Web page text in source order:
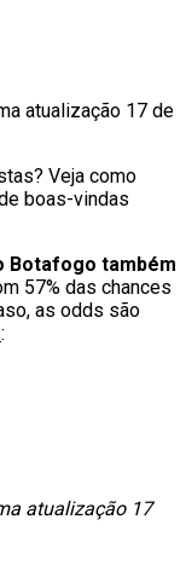
atualização 17 de
Veja como
boas-vindas
Botafogo também
57% das chances
as odds são
:
atualização 17